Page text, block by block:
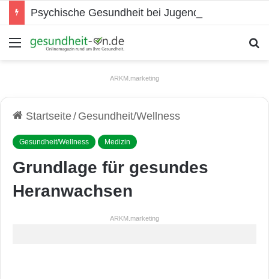
Psychische Gesundheit bei Jugendlichen
Menü
ARKM.marketing
Startseite/ Gesundheit/Wellness
Gesundheit/Wellness Medizin
Grundlage für gesundes
Heranwachsen
ARKM.marketing